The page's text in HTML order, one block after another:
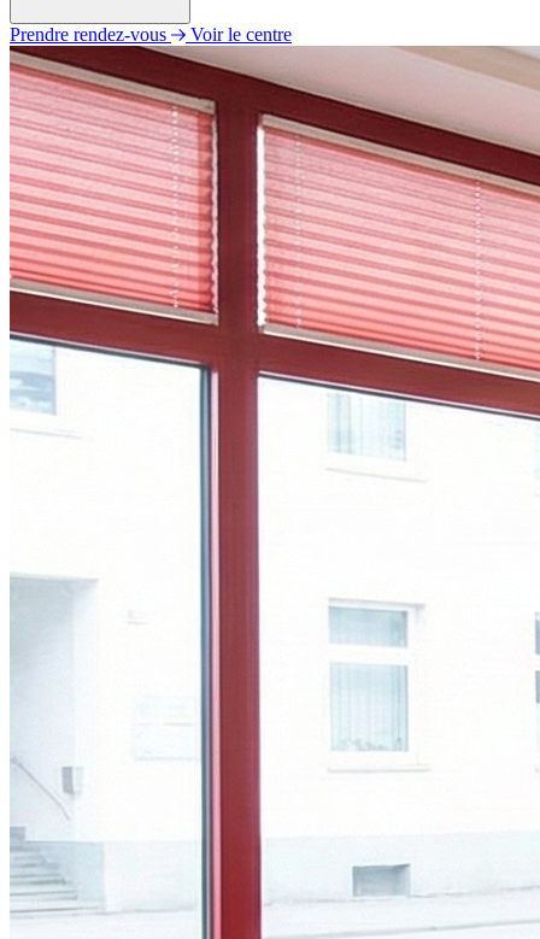
Lundi
09h00 - 12h00
14h00 - 18h00
Mardi
09h00 - 12h00
14h00 - 18h00
Mercredi
09h00 - 12h00
14h00 - 18h00
Jeudi
09h00 - 12h00
14h00 - 18h00
09h00 - 12h00
14h00 - 18h00
Samedi
Dimanche
Prendre rendez-vous Voir le centre